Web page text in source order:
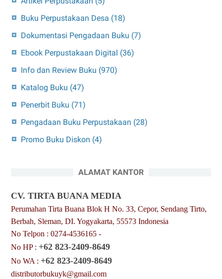
Buku Perpustakaan Desa (18)
Dokumentasi Pengadaan Buku (7)
Ebook Perpustakaan Digital (36)
Info dan Review Buku (970)
Katalog Buku (47)
Penerbit Buku (71)
Pengadaan Buku Perpustakaan (28)
Promo Buku Diskon (4)
ALAMAT KANTOR
CV. TIRTA BUANA MEDIA
Perumahan Tirta Buana Blok H No. 33, Cepor, Sendang Tirto,
Berbah, Sleman, DI. Yogyakarta, 55573 Indonesia
No Telpon : 0274-4536165 -
No HP : +62 823-2409-8649
No WA : +62 823-2409-8649
distributorbukuyk@gmail.com